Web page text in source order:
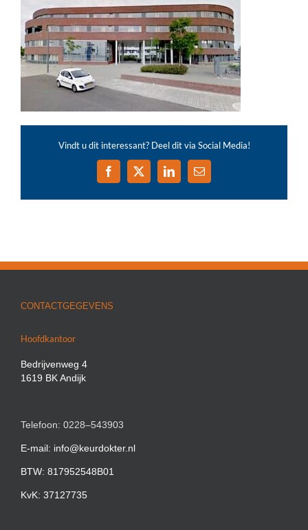
Vindt u dit interessant? Deel dit via Social Media!
Facebook
X LinkedIn
E-
CONTACTGEGEVENS
Hoofdkantoor
Bedrijvenweg 4
1619 BK Andijk
Telefoon: 0228–543903
E-mail: info@keurdokter.nl
BTW: 817952548B01
KvK: 37127735